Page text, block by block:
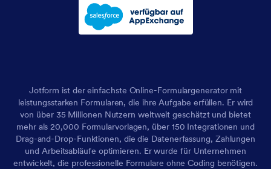
Jotform ist der einfachste Online-Formulargenerator mit
leistungsstarken Formularen, die ihre Aufgabe erfüllen. Er wird
von über 35 Millionen Nutzern weltweit geschätzt und bietet
mehr als 20,000 Formularvorlagen, über 150 Integrationen und
Drag-and-Drop-Funktionen, die die Datenerfassung, Zahlungen
und Arbeitsabläufe optimieren. Er wurde für Unternehmen
entwickelt, die professionelle Formulare ohne Coding benötigen.